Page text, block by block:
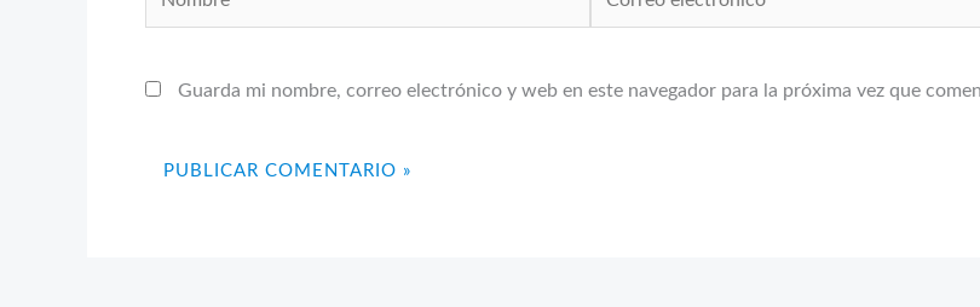
electrónico*
Guarda mi nombre, correo electrónico y web en este navegador para la próxima vez que